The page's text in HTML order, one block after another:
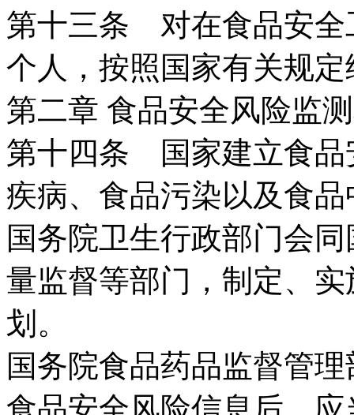
第十三条 对在食品安全
个人，按照国家有关规
第二章 食品安全风险监
第十四条 国家建立食品
疾病、食品污染以及食
国务院卫生行政部门会
量监督等部门，制定、
划。
国务院食品药品监督管
食品安全风险信息后，